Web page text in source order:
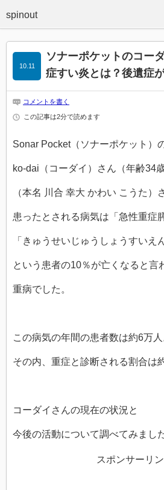
ソナーポケットのコー
症すい炎とは？後遺症
10.11
コメントを書く
この記事は2分で読めます
Sonar Pocket（ソナーポケット）
ko-dai（コーダイ）さん（年齢34歳
（本名 川合 幸大 かわい こうた）
患ったとされる病気は「急性重症
「きゅうせいじゅうしょうすいえ
という患者の10％が亡くなると言
重病でした。
この病気の年間の患者数は約6万人
その内、重症と診断される割合は
コーダイさんの現在の状況と
今後の活動について調べてみました
スポンサーリ